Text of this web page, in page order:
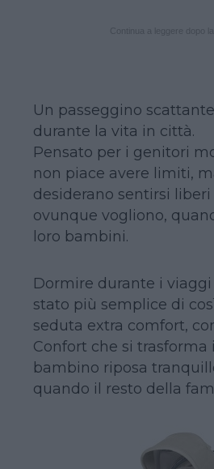
Un passeggino
durante la vita in città.
Pensato per i genitori
non piace avere limiti,
desiderano sentirsi
ovunque vogliono,
loro bambini.
Dormire durante i
stato più semplice di
seduta extra comfort,
Confort che si trasforma
bambino riposa
quando il resto della